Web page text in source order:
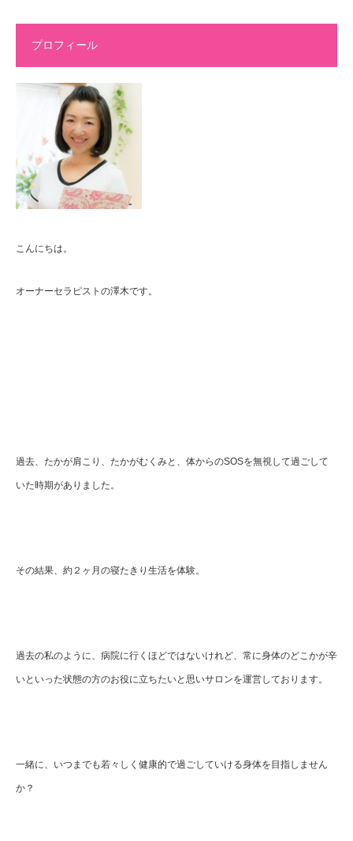
プロフィール
こんにちは。
オーナーセラピストの澤木です。
過去、たかが肩こり、たかがむくみと、体からのSOSを無視して過ごして
いた時期がありました。
その結果、約２ヶ月の寝たきり生活を体験。
過去の私のように、病院に行くほどではないけれど、常に身体のどこかが辛
いといった状態の方のお役に立ちたいと思いサロンを運営しております。
一緒に、いつまでも若々しく健康的で過ごしていける身体を目指しません
か？